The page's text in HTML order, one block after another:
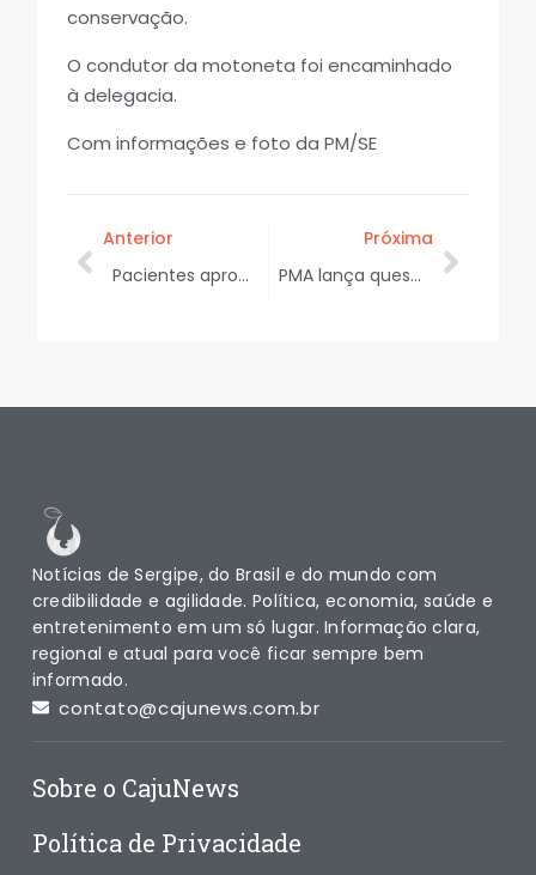
conservação.
O condutor da motoneta foi encaminhado
à delegacia.
Com informações e foto da PM/SE
Anterior
Pacientes aprovam mais um mutirão de consultas, exames e procedimentos do Opera Sergipe
Próxima
PMA lança questionário para elaboração do Plano Municipal de Políticas para Mulheres
Notícias de Sergipe, do Brasil e do mundo com
credibilidade e agilidade. Política, economia, saúde e
entretenimento em um só lugar. Informação clara,
regional e atual para você ficar sempre bem
informado.
contato@cajunews.com.br
Sobre o CajuNews
Política de Privacidade